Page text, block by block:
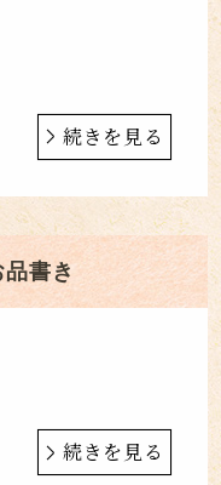
続きを見る
書き
続きを見る